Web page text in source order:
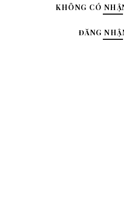
KHÔNG CÓ
ĐĂNG